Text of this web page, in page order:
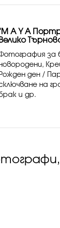
ако
А Y A
Велико
за
Рожден ден /
на
и др.